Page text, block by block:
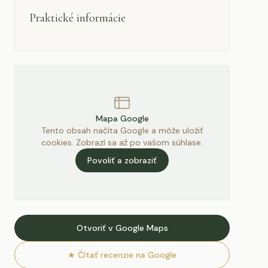
Praktické informácie
Mapa Google
Tento obsah načíta Google a môže uložiť
cookies. Zobrazí sa až po vašom súhlase.
Povoliť a zobraziť
Otvoriť v Google Maps
★ Čítať recenzie na Google